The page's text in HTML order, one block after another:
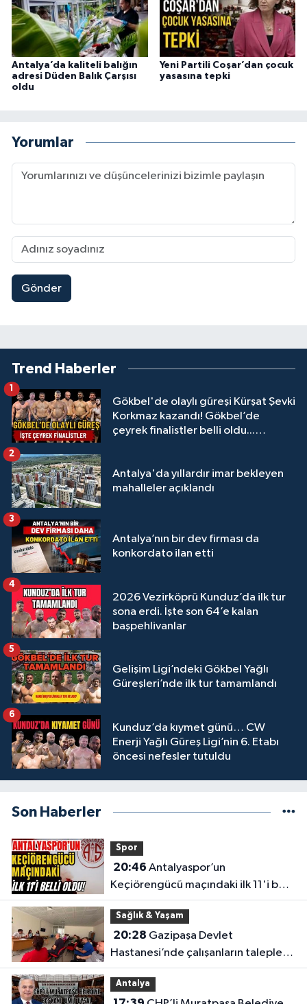
Antalya’da kaliteli balığın
adresi Düden Balık Çarşısı
oldu
Yeni Partili Coşar’dan çocuk
yasasına tepki
Yorumlar
Gönder
Trend Haberler
Gökbel'de olaylı güreşi Kürşat Şevki
Korkmaz kazandı! Gökbel’de
çeyrek finalistler belli oldu...
1
Antalya'da yıllardır imar bekleyen
mahalleler açıklandı
2
Antalya’nın bir dev firması da
konkordato ilan etti
3
2026 Vezirköprü Kunduz’da ilk tur
sona erdi. İşte son 64’e kalan
başpehlivanlar
4
Gelişim Ligi’ndeki Gökbel Yağlı
Güreşleri’nde ilk tur tamamlandı
5
Kunduz’da kıymet günü… CW
Enerji Yağlı Güreş Ligi’nin 6. Etabı
öncesi nefesler tutuldu
6
Son Haberler
Spor
20:46
Keçiörengücü maçındaki ilk 11'i belli
oldu!
Sağlık & Yaşam
20:28
Hastanesi’nde çalışanların talepleri
masaya yatırıldı
Antalya